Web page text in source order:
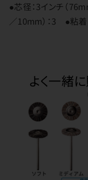
●芯径：3インチ（
／10mm）：3 ●粘着
よく一緒